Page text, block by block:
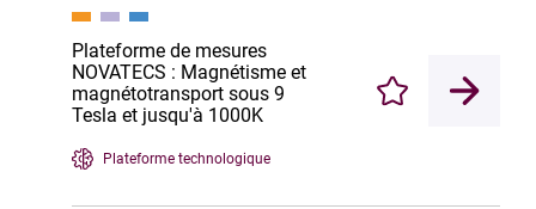
Plateforme de mesures
NOVATECS : Magnétisme et
magnétotransport sous 9
Tesla et jusqu'à 1000K
Plateforme technologique
Enregistrer